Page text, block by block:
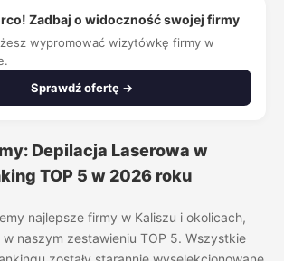
Zadbaj o widoczność swojej firmy
wypromować wizytówkę firmy w
Sprawdź ofertę →
Depilacja Laserowa w
TOP 5 w 2026 roku
najlepsze firmy w Kaliszu i okolicach,
w naszym zestawieniu TOP 5. Wszystkie